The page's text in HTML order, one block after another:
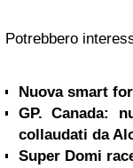
Potrebbero
Nuova smart
GP. Canada:
collaudati da
Super Domi